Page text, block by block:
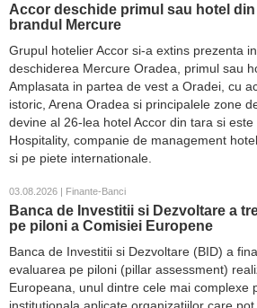
Accor deschide primul sau hotel din
brandul Mercure
Grupul hotelier Accor si-a extins prezenta
deschiderea Mercure Oradea, primul sau
Amplasata in partea de vest a Oradei, cu
istoric, Arena Oradea si principalele zone
devine al 26-lea hotel Accor din tara si
Hospitality, companie de management
si pe piete internationale.
03.08.2026 | Finante-Banci
Banca de Investitii si Dezvoltare a
pe piloni a Comisiei Europene
Banca de Investitii si Dezvoltare (BID) a
evaluarea pe piloni (pillar assessment)
Europeana, unul dintre cele mai complexe